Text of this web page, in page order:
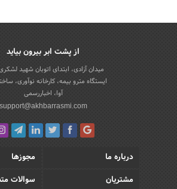
از پشت ابر بیرون بیاید
میدان آزادی، ابتدای اتوبان شهید
ایستگاه مترو بیمه، کارخانه نوآوری،
آوا، اخباررسمی
support@akhbarrasmi.com
درباره ما
مجوزها
مشتریان
سوالات